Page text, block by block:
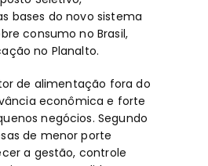
bases do novo sistema
consumo no Brasil,
no Planalto.
de alimentação fora do
econômica e forte
negócios. Segundo
de menor porte
a gestão, controle